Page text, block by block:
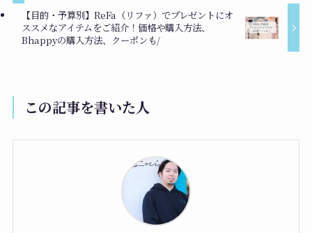
【目的・予算別】ReFa（リファ）でプレゼントにオ
ススメなアイテムをご紹介！価格や購入方法、
Bhappyの購入方法、クーポンも/
この記事を書いた人